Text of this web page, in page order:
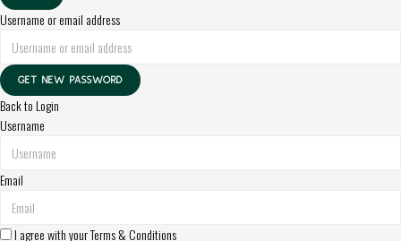
Username or email address
GET NEW PASSWORD
Back to Login
Username
Email
I agree with yourTerms & Conditions